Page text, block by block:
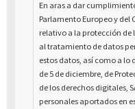
En aras a dar
Parlamento Europeo y del
relativo a la protección de
al tratamiento de datos
estos datos, así como a lo
de 5 de diciembre, de
de los derechos digitales,
personales aportados en